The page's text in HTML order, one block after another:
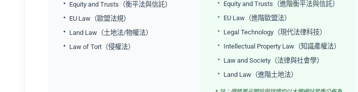
Equity and Trusts（衡平法與信託）
EU Law（歐盟法規）
Land Law（土地法/物權法）
Law of Tort（侵權法）
Equity and Trusts（進階衡平法與信託）
EU Law（進階歐盟法）
Legal Technology（現代法律科技）
Intellectual Property Law（知識產權法）
Law and Society（法律與社會學）
Land Law（進階土地法）